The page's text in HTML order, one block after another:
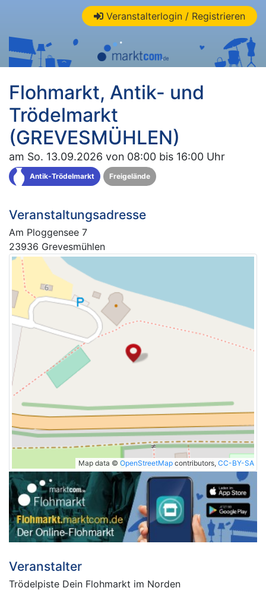
Veranstalterlogin / Registrieren
Flohmarkt, Antik- und
Trödelmarkt
(GREVESMÜHLEN)
am So. 13.09.2026 von 08:00 bis 16:00 Uhr
Antik-Trödelmarkt Freigelände
Veranstaltungsadresse
Am Ploggensee 7
23936 Grevesmühlen
Map data © OpenStreetMap contributors, CC-BY-SA
Veranstalter
Trödelpiste Dein Flohmarkt im Norden